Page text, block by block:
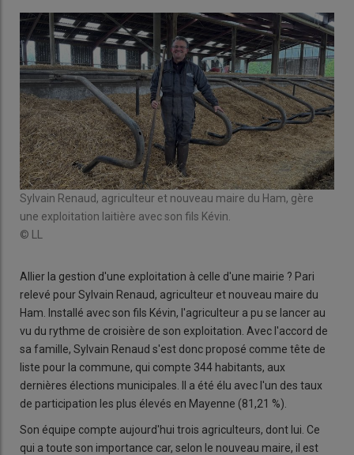
Sylvain Renaud, agriculteur et nouveau maire du Ham, gère
une exploitation laitière avec son fils Kévin.
© LL
Allier la gestion d'une exploitation à celle d'une mairie ? Pari
relevé pour Sylvain Renaud, agriculteur et nouveau maire du
Ham. Installé avec son fils Kévin, l'agriculteur a pu se lancer au
vu du rythme de croisière de son exploitation. Avec l'accord de
sa famille, Sylvain Renaud s'est donc proposé comme tête de
liste pour la commune, qui compte 344 habitants, aux
dernières élections municipales. Il a été élu avec l'un des taux
de participation les plus élevés en Mayenne (81,21 %).
Son équipe compte aujourd'hui trois agriculteurs, dont lui. Ce
qui a toute son importance car, selon le nouveau maire, il est